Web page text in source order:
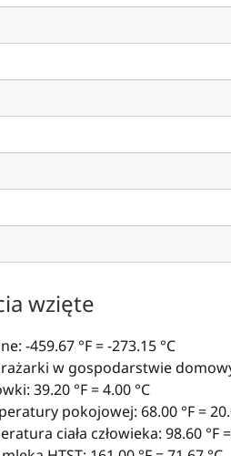
wzięte
-459.67 °F = -273.15 °C
w gospodarstwie
39.20 °F = 4.00 °C
pokojowej: 68.00 °F =
ciała człowieka: 98.60 °F